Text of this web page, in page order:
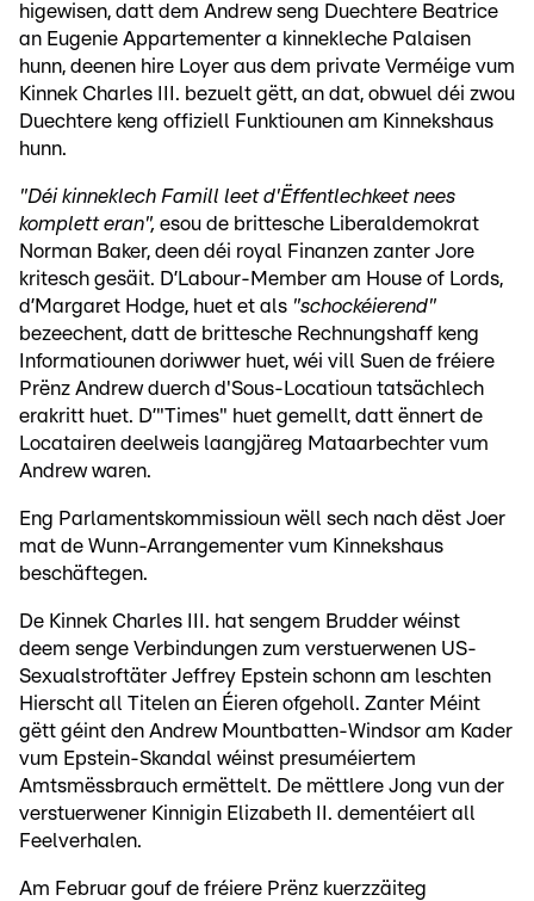
higewisen, datt dem Andrew seng Duechtere Beatrice
an Eugenie Appartementer a kinnekleche Palaisen
hunn, deenen hire Loyer aus dem private Verméige vum
Kinnek Charles III. bezuelt gëtt, an dat, obwuel déi zwou
Duechtere keng offiziell Funktiounen am Kinnekshaus
hunn.
"Déi kinneklech Famill leet d'Ëffentlechkeet nees
komplett eran", esou de brittesche Liberaldemokrat
Norman Baker, deen déi royal Finanzen zanter Jore
kritesch gesäit. D’Labour-Member am House of Lords,
d’Margaret Hodge, huet et als "schockéierend"
bezeechent, datt de brittesche Rechnungshaff keng
Informatiounen doriwwer huet, wéi vill Suen de fréiere
Prënz Andrew duerch d'Sous-Locatioun tatsächlech
erakritt huet. D’"Times" huet gemellt, datt ënnert de
Locatairen deelweis laangjäreg Mataarbechter vum
Andrew waren.
Eng Parlamentskommissioun wëll sech nach dëst Joer
mat de Wunn-Arrangementer vum Kinnekshaus
beschäftegen.
De Kinnek Charles III. hat sengem Brudder wéinst
deem senge Verbindungen zum verstuerwenen US-
Sexualstroftäter Jeffrey Epstein schonn am leschten
Hierscht all Titelen an Éieren ofgeholl. Zanter Méint
gëtt géint den Andrew Mountbatten-Windsor am Kader
vum Epstein-Skandal wéinst presuméiertem
Amtsmëssbrauch ermëttelt. De mëttlere Jong vun der
verstuerwener Kinnigin Elizabeth II. dementéiert all
Feelverhalen.
Am Februar gouf de fréiere Prënz kuerzzäiteg